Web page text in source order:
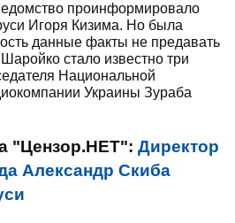
проинформировало
Игоря Кизима. Но была
данные факты не предавать
стало известно три
Национальной
Украины Зураба
"Цензор.НЕТ": Директор
Александр Скиба